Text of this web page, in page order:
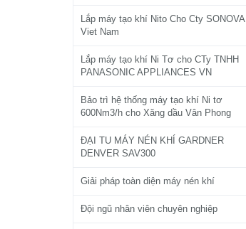
Lắp máy tạo khí Nito Cho Cty SONOVA
Viet Nam
Lắp máy tạo khí Ni Tơ cho CTy TNHH
PANASONIC APPLIANCES VN
Bảo trì hệ thống máy tạo khí Ni tơ
600Nm3/h cho Xăng dầu Vân Phong
ĐẠI TU MÁY NÉN KHÍ GARDNER
DENVER SAV300
Giải pháp toàn diện máy nén khí
Đội ngũ nhân viên chuyên nghiệp